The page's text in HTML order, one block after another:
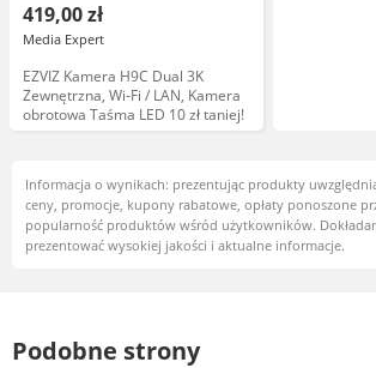
419,00 zł
Media Expert
EZVIZ Kamera H9C Dual 3K
Zewnętrzna, Wi-Fi / LAN, Kamera
obrotowa Taśma LED 10 zł taniej!
Informacja o wynikach: prezentując produkty
ceny, promocje, kupony rabatowe, opłaty ponoszone
popularność produktów wśród użytkowników.
prezentować wysokiej jakości i aktualne informacje.
Podobne strony